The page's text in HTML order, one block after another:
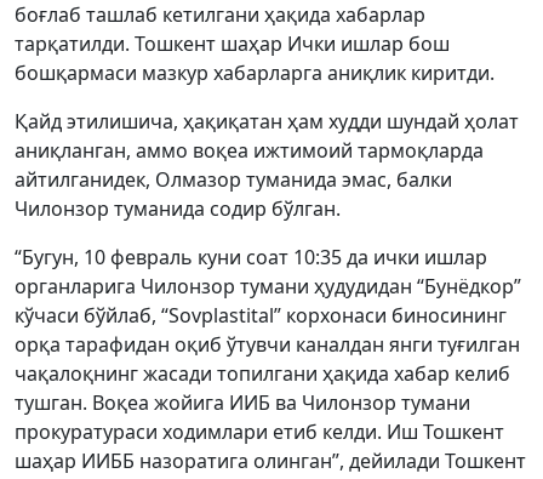
боғлаб ташлаб кетилгани ҳақида хабарлар
тарқатилди. Тошкент шаҳар Ички ишлар бош
бошқармаси мазкур хабарларга аниқлик киритди.
Қайд этилишича, ҳақиқатан ҳам худди шундай ҳолат
аниқланган, аммо воқеа ижтимоий тармоқларда
айтилганидек, Олмазор туманида эмас, балки
Чилонзор туманида содир бўлган.
“Бугун, 10 февраль куни соат 10:35 да ички ишлар
органларига Чилонзор тумани ҳудудидан “Бунёдкор”
кўчаси бўйлаб, “Sovplastital” корхонаси биносининг
орқа тарафидан оқиб ўтувчи каналдан янги туғилган
чақалоқнинг жасади топилгани ҳақида хабар келиб
тушган. Воқеа жойига ИИБ ва Чилонзор тумани
прокуратураси ходимлари етиб келди. Иш Тошкент
шаҳар ИИББ назоратига олинган”, дейилади Тошкент